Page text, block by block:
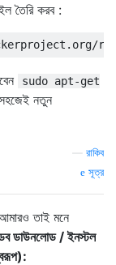
তৈরি করব :
sudo apt-get
নতুন
রাকিব
সূত্র
তাই মনে
ডাউনলোড / ইনস্টল